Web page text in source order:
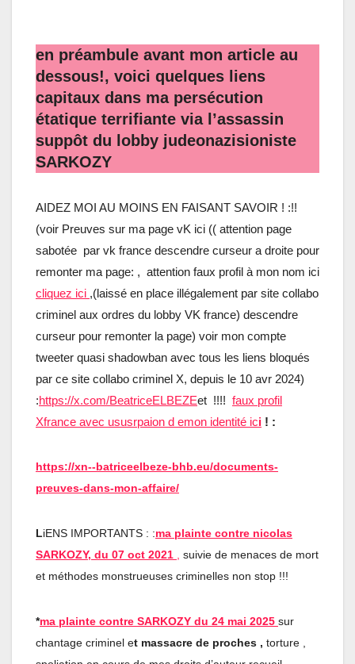
en préambule avant mon article au
dessous!, voici quelques liens
capitaux dans ma persécution
étatique terrifiante via l’assassin
suppôt du lobby judeonazisioniste
SARKOZY
AIDEZ MOI AU MOINS EN FAISANT SAVOIR ! :!!
(voir Preuves sur ma page vK ici (( attention page
sabotée par vk france descendre curseur a droite pour
remonter ma page: , attention faux profil à mon nom ici
cliquez ici ,(laissé en place illégalement par site collabo
criminel aux ordres du lobby VK france) descendre
curseur pour remonter la page) voir mon compte
tweeter quasi shadowban avec tous les liens bloqués
par ce site collabo criminel X, depuis le 10 avr 2024)
:https://x.com/BeatriceELBEZEet !!!! faux profil
Xfrance avec ususrpaion d emon identité ici ! :
https://xn--batriceelbeze-bhb.eu/documents-
preuves-dans-mon-affaire/
LiENS IMPORTANTS : :ma plainte contre nicolas
SARKOZY, du 07 oct 2021
suivie de menaces de mort
et méthodes monstrueuses criminelles non stop !!!
*ma plainte contre SARKOZY du 24 mai 2025 sur
chantage criminel et massacre de proches , torture ,